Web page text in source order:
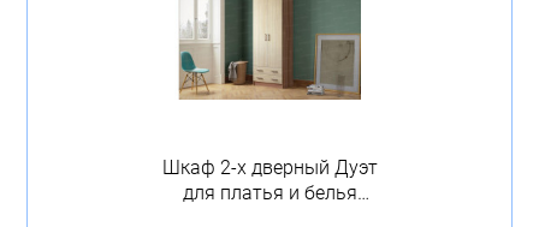
Шкаф 2-х дверный Дуэт
для платья и белья